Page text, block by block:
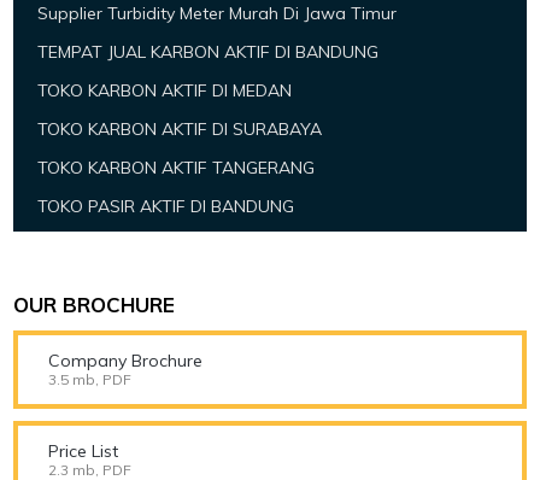
Supplier Turbidity Meter Murah Di Jawa Timur
TEMPAT JUAL KARBON AKTIF DI BANDUNG
TOKO KARBON AKTIF DI MEDAN
TOKO KARBON AKTIF DI SURABAYA
TOKO KARBON AKTIF TANGERANG
TOKO PASIR AKTIF DI BANDUNG
OUR BROCHURE
Company Brochure
3.5 mb, PDF
Price List
2.3 mb, PDF